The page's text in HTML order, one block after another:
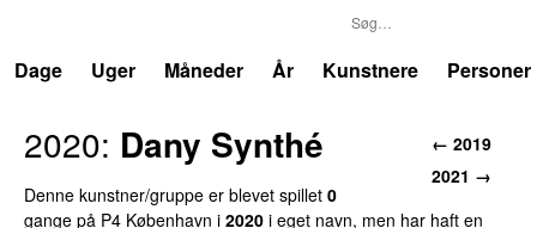
Dage
Uger Måneder År Kunstnere Personer
← 2019
2021 →
2020: Dany Synthé
Denne kunstner/gruppe er blevet spillet 0
gange på P4 København i 2020 i eget navn, men har haft en